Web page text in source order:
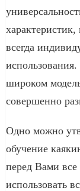
всегда
широком
совершенно
Одно можно
обучение
перед Вами
использовать